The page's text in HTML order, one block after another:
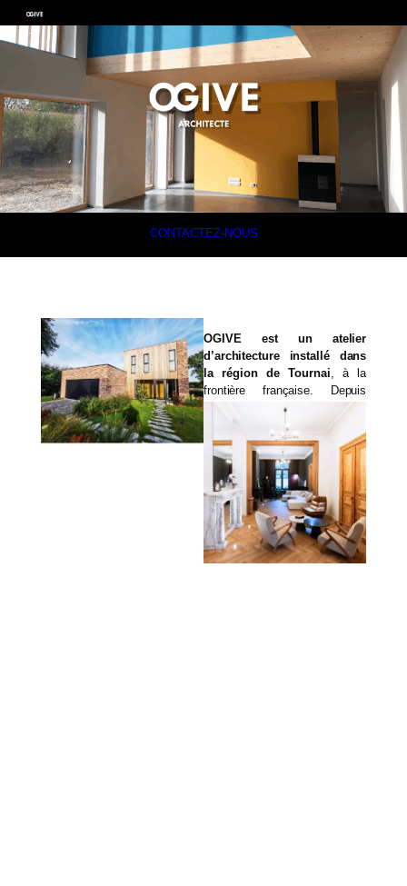
CONTACTEZ-NOUS
OGIVE est un atelier
d’architecture installé dans
la région de Tournai , à la
frontière française. Depuis
2017, l’agence compte de
nombreux projets à son actif.
Nous vous proposons des
constructions répondant aux
enjeux actuels : durables,
innovantes et respectueuses
de l’environnement.